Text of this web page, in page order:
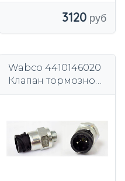
3120
Wabco 4410146020
Клапан тормозной,